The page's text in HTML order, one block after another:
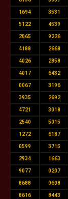
1694 3531
5122 4539
2065 9226
4188 2668
4026 2858
4017 6432
0067 3196
3935 2692
4721 3018
2540 5015
1272 6187
0599 3715
2934 1663
9077 0207
8688 0608
8616 8443